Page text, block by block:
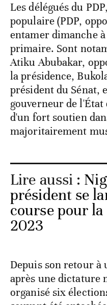
Les délégués du
populaire (PDP,
entamer dimanche
primaire. Sont
Atiku Abubakar,
la présidence,
président du Sénat,
gouverneur de
d'un fort soutien
majoritairement
Lire aussi :
président se
course pour
2023
Depuis son retour à
après une dictature
organisé six